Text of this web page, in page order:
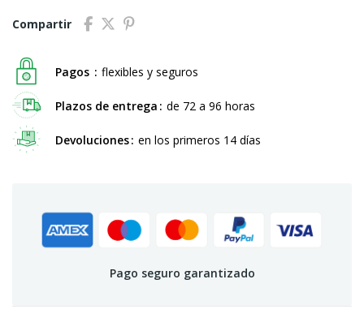
Compartir
Pagos flexibles y seguros
Plazos de entrega de 72 a 96 horas
Devoluciones en los primeros 14 días
Pago seguro garantizado